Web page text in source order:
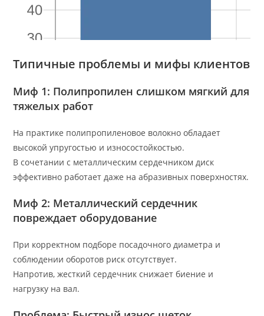
Типичные проблемы и мифы клиентов
Миф 1: Полипропилен слишком мягкий для
тяжелых работ
На практике полипропиленовое волокно обладает
высокой упругостью и износостойкостью.
В сочетании с металлическим сердечником диск
эффективно работает даже на абразивных поверхностях.
Миф 2: Металлический сердечник
повреждает оборудование
При корректном подборе посадочного диаметра и
соблюдении оборотов риск отсутствует.
Напротив, жесткий сердечник снижает биение и
нагрузку на вал.